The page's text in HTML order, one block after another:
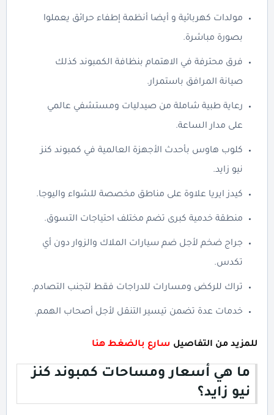
مولدات كهربائية و أيضا أنظمة إطفاء حرائق يعملوا
بصورة مباشرة.
فرق محترفة في الاهتمام بنظافة الكمبوند كذلك
صيانة المرافق باستمرار.
رعاية طبية شاملة من صيدليات ومستشفي عالمي
على مدار الساعة.
كلوب هاوس بأحدث الأجهزة العالمية في كمبوند كنز
نيو زايد.
كيدز ايريا علاوة على مناطق مخصصة للشواء واليوجا.
منطقة خدمية كبرى تضم مختلف احتياجات التسوق.
جراج ضخم لأجل ضم سيارات الملاك والزوار دون أي
تكدس.
تراك للركض ومسارات للدراجات فقط لتجنب التصادم.
خدمات عدة تضمن تيسير التنقل لأجل أصحاب الهمم.
للمزيد من التفاصيل سارع بالضغط هنا
ما هي أسعار ومساحات كمبوند كنز
نيو زايد؟